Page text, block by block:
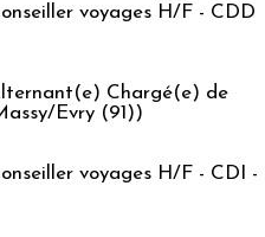
voyages H/F - CDD
Chargé(e) de
Evry (91))
voyages H/F - CDI -